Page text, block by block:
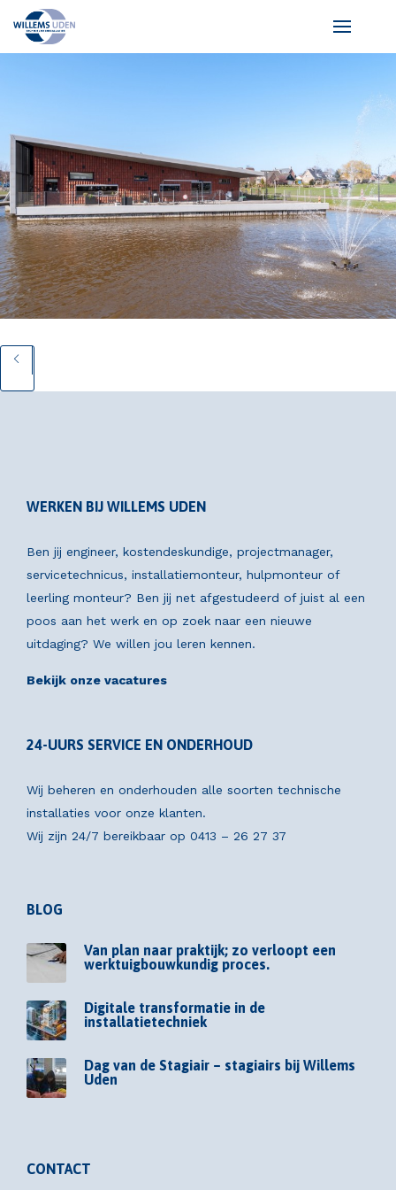
WERKEN BIJ WILLEMS UDEN
Ben jij engineer, kostendeskundige, projectmanager,
servicetechnicus, installatiemonteur, hulpmonteur of
leerling monteur? Ben jij net afgestudeerd of juist al een
poos aan het werk en op zoek naar een nieuwe
uitdaging? We willen jou leren kennen.
Bekijk onze vacatures
24-UURS SERVICE EN ONDERHOUD
Wij beheren en onderhouden alle soorten technische
installaties voor onze klanten.
Wij zijn 24/7 bereikbaar op 0413 – 26 27 37
BLOG
Van plan naar praktijk; zo verloopt een
werktuigbouwkundig proces.
Digitale transformatie in de
installatietechniek
Dag van de Stagiair – stagiairs bij Willems
Uden
CONTACT